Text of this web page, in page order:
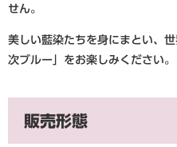
せん。
美しい藍染たちを身にまとい、
次ブルー」をお楽しみください。
販売形態